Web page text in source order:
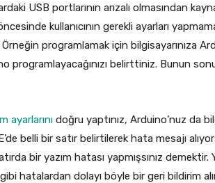
USB portlarının arızalı olmasından
kullanıcının gerekli ayarları
programlamak için bilgisayarınıza
programlayacağınızı belirttiniz. Bunun
ayarlarını doğru yaptınız, Arduino’nuz da
belli bir satır belirtilerek hata mesajı
bir yazım hatası yapmışsınız
hatalardan dolayı böyle bir geri bildirim